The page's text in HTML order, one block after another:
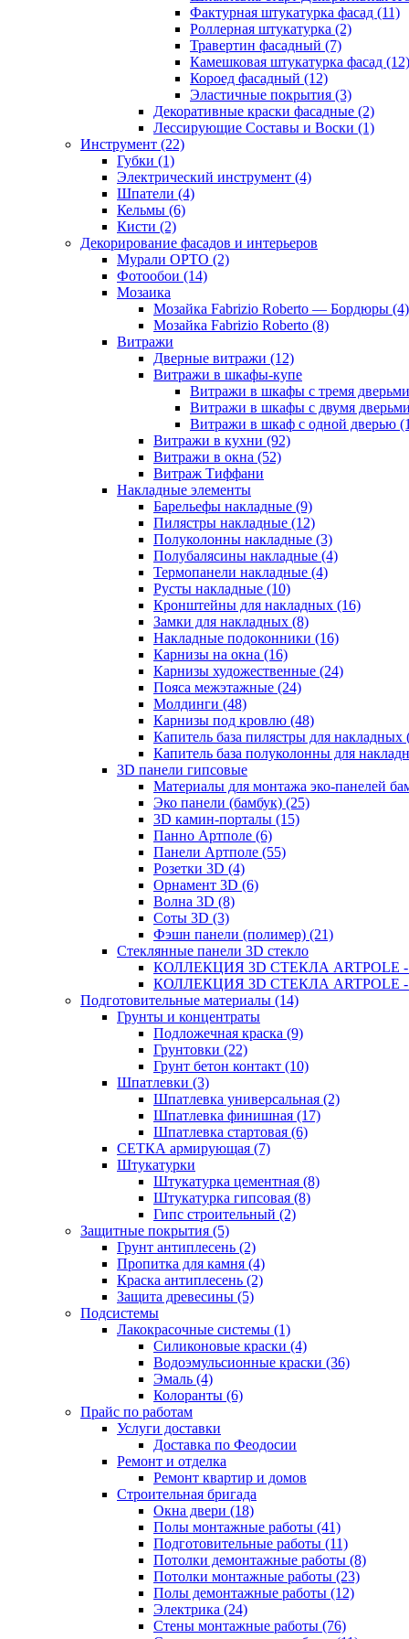
Фактурная штукатурка фасад (11)
Роллерная штукатурка (2)
Травертин фасадный (7)
Камешковая штукатурка фасад (12)
Короед фасадный (12)
Эластичные покрытия (3)
Декоративные краски фасадные (2)
Лессирующие Составы и Воски (1)
Инструмент (22)
Губки (1)
Электрический инструмент (4)
Шпатели (4)
Кельмы (6)
Кисти (2)
Декорирование фасадов и интерьеров
Мурали ОРТО (2)
Фотообои (14)
Мозаика
Мозайка Fabrizio Roberto — Бордюры (4)
Мозайка Fabrizio Roberto (8)
Витражи
Дверные витражи (12)
Витражи в шкафы-купе
Витражи в шкафы с тремя
Витражи в шкафы с двумя
Витражи в шкаф с одной дверью
Витражи в кухни (92)
Витражи в окна (52)
Витраж Тиффани
Накладные элементы
Барельефы накладные (9)
Пилястры накладные (12)
Полуколонны накладные (3)
Полубалясины накладные (4)
Термопанели накладные (4)
Русты накладные (10)
Кронштейны для накладных (16)
Замки для накладных (8)
Накладные подоконники (16)
Карнизы на окна (16)
Карнизы художественные (24)
Пояса межэтажные (24)
Молдинги (48)
Карнизы под кровлю (48)
Капитель база пилястры для накладных
Капитель база полуколонны для
3D панели гипсовые
Материалы для монтажа эко-панелей
Эко панели (бамбук) (25)
3D камин-порталы (15)
Панно Артполе (6)
Панели Артполе (55)
Розетки 3D (4)
Орнамент 3D (6)
Волна 3D (8)
Соты 3D (3)
Фэшн панели (полимер) (21)
Стеклянные панели 3D стекло
КОЛЛЕКЦИЯ 3D СТЕКЛА ARTPOLE -
КОЛЛЕКЦИЯ 3D СТЕКЛА ARTPOLE -
Подготовительные материалы (14)
Грунты и концентраты
Подложечная краска (9)
Грунтовки (22)
Грунт бетон контакт (10)
Шпатлевки (3)
Шпатлевка универсальная (2)
Шпатлевка финишная (17)
Шпатлевка стартовая (6)
СЕТКА армирующая (7)
Штукатурки
Штукатурка цементная (8)
Штукатурка гипсовая (8)
Гипс строительный (2)
Защитные покрытия (5)
Грунт антиплесень (2)
Пропитка для камня (4)
Краска антиплесень (2)
Защита древесины (5)
Подсистемы
Лакокрасочные системы (1)
Силиконовые краски (4)
Водоэмульсионные краски (36)
Эмаль (4)
Колоранты (6)
Прайс по работам
Услуги доставки
Доставка по Феодосии
Ремонт и отделка
Ремонт квартир и домов
Строительная бригада
Окна двери (18)
Полы монтажные работы (41)
Подготовительные работы (11)
Потолки демонтажные работы (8)
Потолки монтажные работы (23)
Полы демонтажные работы (12)
Электрика (24)
Стены монтажные работы (76)